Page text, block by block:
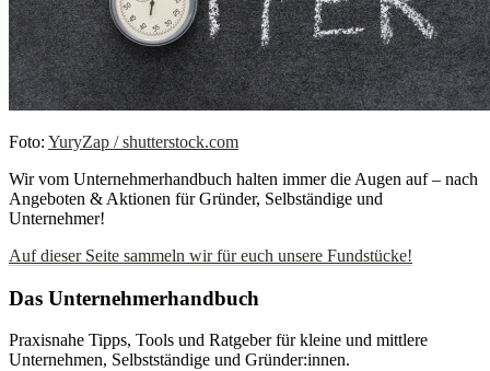
Foto: YuryZap / shutterstock.com
Wir vom Unternehmerhandbuch halten immer die Augen auf – nach
Angeboten & Aktionen für Gründer, Selbständige und
Unternehmer!
Auf dieser Seite sammeln wir für euch unsere Fundstücke!
Das Unternehmerhandbuch
Praxisnahe Tipps, Tools und Ratgeber für kleine und mittlere
Unternehmen, Selbstständige und Gründer:innen.